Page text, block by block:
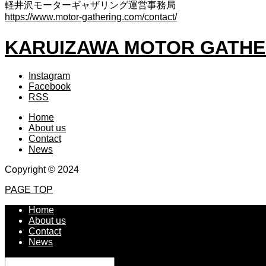
軽井沢モーターギャザリング運営事務局
https://www.motor-gathering.com/contact/
KARUIZAWA MOTOR
Instagram
Facebook
RSS
Home
About us
Contact
News
Copyright © 2024
PAGE TOP
Home
About us
Contact
News